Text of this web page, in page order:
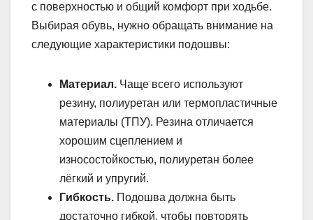
с поверхностью и общий комфорт при ходьбе.
Выбирая обувь, нужно обращать внимание на
следующие характеристики подошвы:
Материал. Чаще всего используют
резину, полиуретан или термопластичные
материалы (ТПУ). Резина отличается
хорошим сцеплением и
износостойкостью, полиуретан более
лёгкий и упругий.
Гибкость. Подошва должна быть
достаточно гибкой, чтобы повторять